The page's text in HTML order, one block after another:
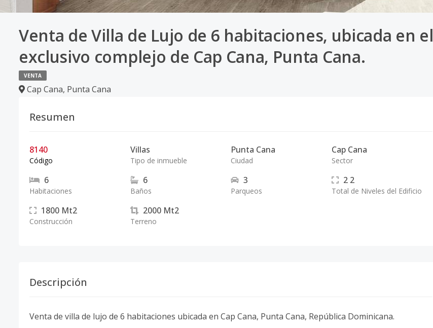
Venta de Villa de Lujo de 6 habitaciones, ubicada en el
exclusivo complejo de Cap Cana, Punta Cana.
VENTA
Cap Cana, Punta Cana
Resumen
8140
Código
Villas
Tipo de inmueble
Punta Cana
Ciudad
Cap Cana
Sector
6
Habitaciones
6
Baños
3
Parqueos
2 2
Total de Niveles del Edificio
1800 Mt2
Construcción
2000 Mt2
Terreno
Descripción
Venta de villa de lujo de 6 habitaciones ubicada en Cap Cana, Punta Cana, República Dominicana.